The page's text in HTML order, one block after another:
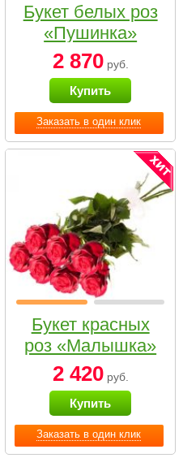
Заказать в один клик
Букет белых роз
«Пушинка»
2 870руб.
Купить
Заказать в один клик
Букет красных
роз «Малышка»
2 420руб.
Купить